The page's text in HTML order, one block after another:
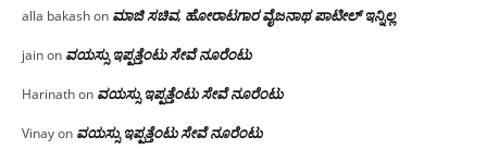
alla bakashon ಮಾಜಿ ಸಚಿವ, ಹೋರಾಟಗಾರ ವೈಜನಾಥ ಪಾಟೀಲ್ ಇನ್ನಿಲ್ಲ
jainon ವಯಸ್ಸು ಇಪ್ಪತ್ತೆಂಟು ಸೇವೆ ನೂರೆಂಟು
Harinathon ವಯಸ್ಸು ಇಪ್ಪತ್ತೆಂಟು ಸೇವೆ ನೂರೆಂಟು
Vinayon ವಯಸ್ಸು ಇಪ್ಪತ್ತೆಂಟು ಸೇವೆ ನೂರೆಂಟು